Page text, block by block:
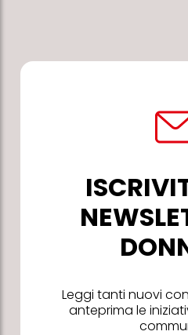
Leggi tanti nuovi
anteprima le